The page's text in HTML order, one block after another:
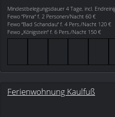
Mindestbelegungsdauer 4 Tage, incl.
Fewo “Pirna“ f. 2 Personen/Nacht 60 €
Fewo “Bad Schandau“ f. 4 Pers./Nacht 120 €
Fewo „Königstein“ f. 6 Pers./Nacht 150 €
Ferienwohnung Kaulfuß